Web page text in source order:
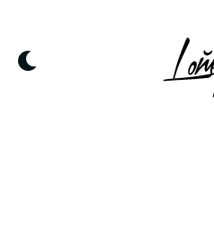
content